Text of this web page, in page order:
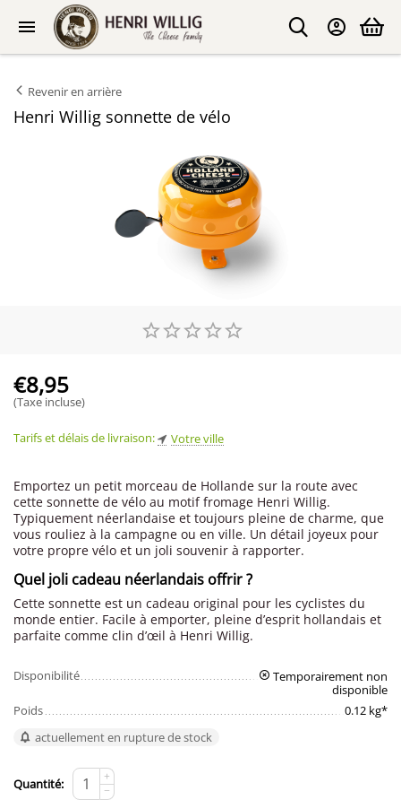
Revenir en arrière
Henri Willig sonnette de vélo
€8,95
(Taxe incluse)
Tarifs et délais de livraison: Votre ville
Emportez un petit morceau de Hollande sur la route avec
cette sonnette de vélo au motif fromage Henri Willig.
Typiquement néerlandaise et toujours pleine de charme, que
vous rouliez à la campagne ou en ville. Un détail joyeux pour
votre propre vélo et un joli souvenir à rapporter.
Quel joli cadeau néerlandais offrir ?
Cette sonnette est un cadeau original pour les cyclistes du
monde entier. Facile à emporter, pleine d’esprit hollandais et
parfaite comme clin d’œil à Henri Willig.
Disponibilité
Temporairement non
disponible
Poids
0.12 kg*
actuellement en rupture de stock
Quantité:
+
−